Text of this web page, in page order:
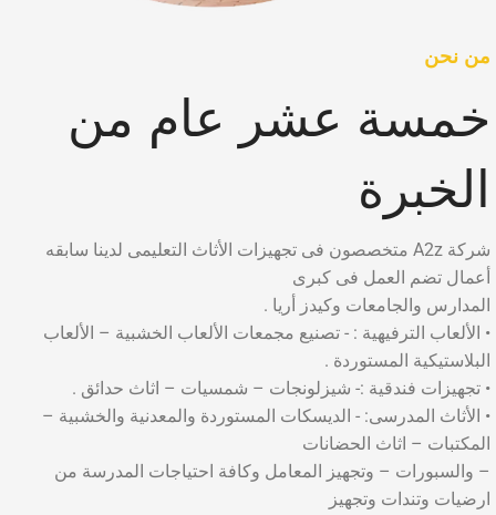
من نحن
خمسة عشر عام من
الخبرة
شركة A2z متخصصون فى تجهيزات الأثاث التعليمى لدينا سابقه
أعمال تضم العمل فى كبرى
المدارس والجامعات وكيدز أريا .
• الألعاب الترفيهية : - تصنيع مجمعات الألعاب الخشبية – الألعاب
البلاستيكية المستوردة .
• تجهيزات فندقية :- شيزلونجات – شمسيات – اثاث حدائق .
• الأثاث المدرسى: - الديسكات المستوردة والمعدنية والخشبية –
المكتبات – اثاث الحضانات
– والسبورات – وتجهيز المعامل وكافة احتياجات المدرسة من
ارضيات وتندات وتجهيز